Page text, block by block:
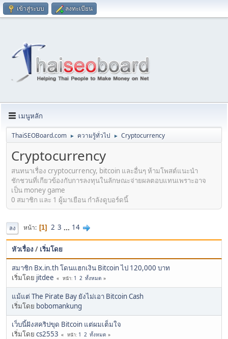
เข้าสู่ระบบ ลงทะเบียน
เมนูหลัก
ThaiSEOBoard.com ► ความรู้ทั่วไป ► Cryptocurrency
Cryptocurrency
สนทนาเรื่อง cryptocurrency, bitcoin และอื่นๆ ห้ามโพสต์แนะนำ
ชักชวนที่เกียวข้องกับการลงทุนในลักษณะจ่ายผลตอบแทนเพราะอาจ
เป็น money game
0 สมาชิก และ 1 ผู้มาเยือน กำลังดูบอร์ดนี้
ลง หน้า 1 2 3 ... 14
หัวเรื่อง / เริ่มโดย
สมาชิก Bx.in.th โดนแฮกเงิน Bitcoin ไป 120,000 บาท
เริ่มโดย jitdee หน้า 1 2 ทั้งหมด
แม้แต่ The Pirate Bay ยังไม่เอา Bitcoin Cash
เริ่มโดย bobomankung
เว็บนี้ฝังสคริปขุด Bitcoin แต่ผมเต็มใจ
เริ่มโดย cs2553 หน้า 1 2 ทั้งหมด